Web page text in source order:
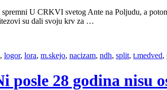
U CRKVI svetog Ante na Poljudu, a
su dali svoju krv za …
, logor, lora, m.skejo, nacizam, ndh, split, t.medved,
posle 28 godina nisu